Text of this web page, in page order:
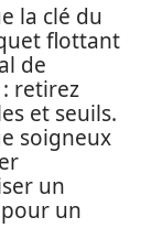
la clé du
flottant
de
retirez
et seuils.
soigneux
un
un